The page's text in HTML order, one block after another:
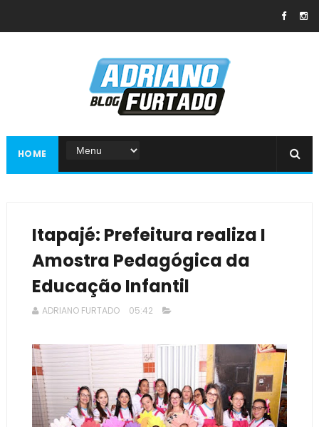
HOME
Itapajé: Prefeitura realiza I
Amostra Pedagógica da
Educação Infantil
ADRIANO FURTADO 05:42